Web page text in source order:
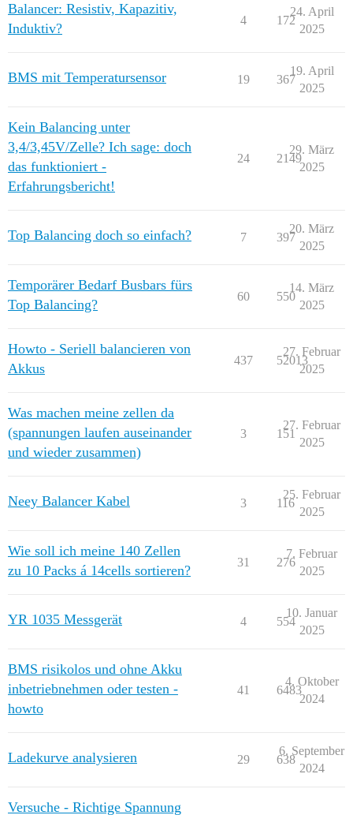
Balancer: Resistiv, Kapazitiv,
Induktiv?
4 172
24. April
2025
BMS mit Temperatursensor 19 367
19. April
2025
Kein Balancing unter
3,4/3,45V/Zelle? Ich sage: doch
das funktioniert -
Erfahrungsbericht!
24 2149
29. März
2025
Top Balancing doch so einfach? 7 397
20. März
2025
Temporärer Bedarf Busbars fürs
Top Balancing?
60 550
14. März
2025
Howto - Seriell balancieren von
Akkus
437 52013
27. Februar
2025
Was machen meine zellen da
(spannungen laufen auseinander
und wieder zusammen)
3 151
27. Februar
2025
Neey Balancer Kabel 3 116
25. Februar
2025
Wie soll ich meine 140 Zellen
zu 10 Packs á 14cells sortieren?
31 276
7. Februar
2025
YR 1035 Messgerät 4 554
10. Januar
2025
BMS risikolos und ohne Akku
inbetriebnehmen oder testen -
howto
41 6483
4. Oktober
2024
Ladekurve analysieren 29 638
6. September
2024
Versuche - Richtige Spannung